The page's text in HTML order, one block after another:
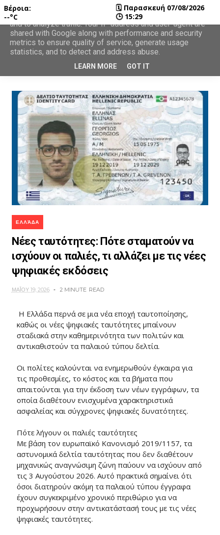
ΕΛΛΆΔΑ
Νέες ταυτότητες: Πότε σταματούν να
ισχύουν οι παλιές, τι αλλάζει με τις νέες
ψηφιακές εκδόσεις
ΜΑΪ́ΟΥ 19, 2026 2 MINUTE READ
Η Ελλάδα περνά σε μια νέα εποχή ταυτοποίησης,
καθώς οι νέες ψηφιακές ταυτότητες μπαίνουν
σταδιακά στην καθημερινότητα των πολιτών και
αντικαθιστούν τα παλαιού τύπου δελτία.
Οι πολίτες καλούνται να ενημερωθούν έγκαιρα για
τις προθεσμίες, το κόστος και τα βήματα που
απαιτούνται για την έκδοση των νέων εγγράφων, τα
οποία διαθέτουν ενισχυμένα χαρακτηριστικά
ασφαλείας και σύγχρονες ψηφιακές δυνατότητες.
Πότε λήγουν οι παλιές ταυτότητες
Με βάση τον ευρωπαϊκό Κανονισμό 2019/1157, τα
αστυνομικά δελτία ταυτότητας που δεν διαθέτουν
μηχανικώς αναγνώσιμη ζώνη παύουν να ισχύουν από
τις 3 Αυγούστου 2026. Αυτό πρακτικά σημαίνει ότι
όσοι διατηρούν ακόμη τα παλαιού τύπου έγγραφα
έχουν συγκεκριμένο χρονικό περιθώριο για να
προχωρήσουν στην αντικατάστασή τους με τις νέες
ψηφιακές ταυτότητες.
Βέροια:
--°C
🗓 Παρασκευή 07/08/2026
🕒 15:29
This site uses cookies from Google to deliver its services
and to analyze traffic. Your IP address and user-agent are
shared with Google along with performance and security
metrics to ensure quality of service, generate usage
statistics, and to detect and address abuse.
LEARN MORE GOT IT